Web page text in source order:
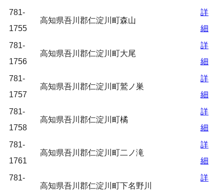
781-
1755
高知県吾川郡仁淀川町森山
詳
細
781-
1756
高知県吾川郡仁淀川町大尾
詳
細
781-
1757
高知県吾川郡仁淀川町鷲ノ巣
詳
細
781-
1758
高知県吾川郡仁淀川町橘
詳
細
781-
1761
高知県吾川郡仁淀川町二ノ滝
詳
細
781-
高知県吾川郡仁淀川町下名野川
詳